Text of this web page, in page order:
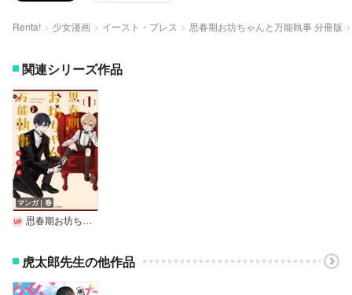
Renta! 少女漫画 イースト・プレス 思春期お坊ちゃんと万能執事 分冊版
関連シリーズ作品
マンガ｜巻
思春期お坊ちゃんと万能執事【電子特典付き】
虎太郎先生の他作品